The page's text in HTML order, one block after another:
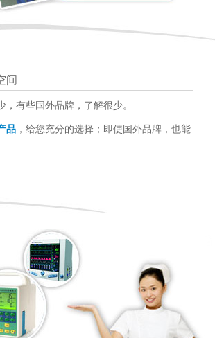
间
有些国外品牌，了解很少。
品 ，给您充分的选择；即使国外品牌，也能